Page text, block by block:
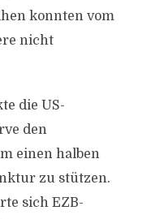
konnten vom
nicht
die US-
den
einen halben
zu stützen.
sich EZB-